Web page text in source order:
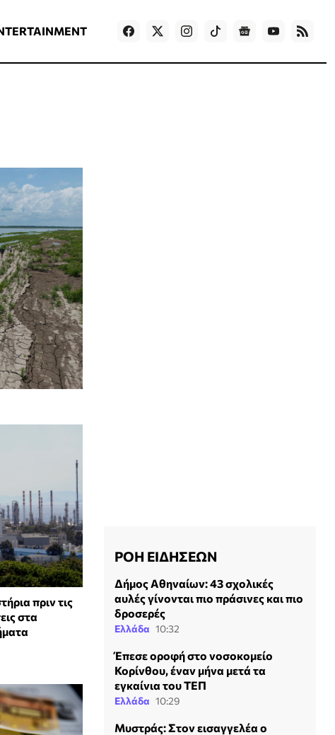
Games
πριν τις
στα
ΡΟΗ ΕΙΔΗΣΕΩΝ
Δήμος Αθηναίων: 43 σχολικές
αυλές γίνονται πιο πράσινες και πιο
δροσερές
Ελλάδα 10:32
Έπεσε οροφή στο νοσοκομείο
Κορίνθου, έναν μήνα μετά τα
εγκαίνια του ΤΕΠ
Ελλάδα 10:29
Μυστράς: Στον εισαγγελέα ο